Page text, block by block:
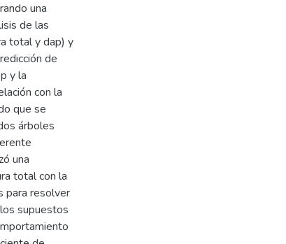
una
de las
total y dap) y
de
y la
con la
que se
árboles
una
total con la
para resolver
supuestos